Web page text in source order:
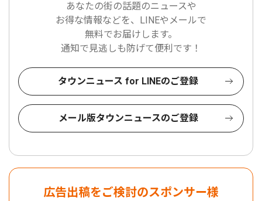
あなたの街の話題のニュースや
お得な情報などを、LINEやメールで
無料でお届けします。
通知で見逃しも防げて便利です！
タウンニュース for LINEのご登録
メール版タウンニュースのご登録
広告出稿をご検討のスポンサー様